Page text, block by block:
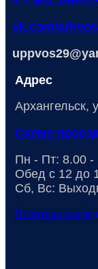
vk.com/
Адрес
Архангельск,
Схема
Пн - Пт: 8.00 -
Обед с 12 до
Сб, Вс:
Политика